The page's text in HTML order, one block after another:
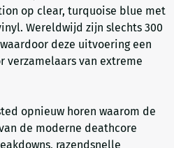
op clear, turquoise blue met
Wereldwijd zijn slechts 300
deze uitvoering een
verzamelaars van extreme
opnieuw horen waarom de
de moderne deathcore
razendsnelle